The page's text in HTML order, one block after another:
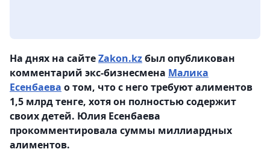
На днях на сайтеZakon.kzбыл опубликован
комментарий экс-бизнесмена Малика
Есенбаева о том, что с него требуют алиментов
1,5 млрд тенге, хотя он полностью содержит
своих детей. Юлия Есенбаева
прокомментировала суммы миллиардных
алиментов.